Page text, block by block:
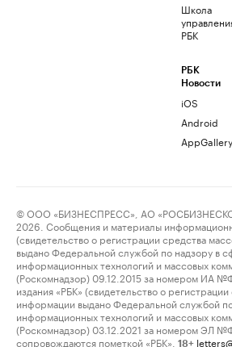
Школа
РБК
РБК
Новости
iOS
Android
AppGallery
© ООО «БИЗНЕСПРЕСС», АО
2026. Сообщения и материалы
(свидетельство о регистрации средства
выдано Федеральной службой по надзору в
информационных технологий и массовых
(Роскомнадзор) 09.12.2015 за номером ИА
издания «РБК» (свидетельство о
информации выдано Федеральной службой
информационных технологий и массовых
(Роскомнадзор) 03.12.2021 за номером ЭЛ
сопровождаются пометкой «РБК».
18+